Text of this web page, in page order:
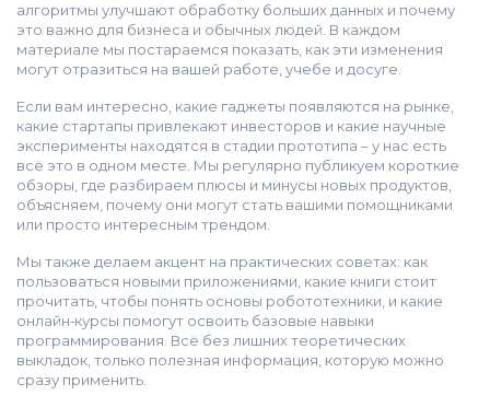
алгоритмы улучшают обработку больших данных и почему
это важно для бизнеса и обычных людей. В каждом
материале мы постараемся показать, как эти изменения
могут отразиться на вашей работе, учебе и досуге.
Если вам интересно, какие гаджеты появляются на рынке,
какие стартапы привлекают инвесторов и какие научные
эксперименты находятся в стадии прототипа – у нас есть
всё это в одном месте. Мы регулярно публикуем короткие
обзоры, где разбираем плюсы и минусы новых продуктов,
объясняем, почему они могут стать вашими помощниками
или просто интересным трендом.
Мы также делаем акцент на практических советах: как
пользоваться новыми приложениями, какие книги стоит
прочитать, чтобы понять основы робототехники, и какие
онлайн‑курсы помогут освоить базовые навыки
программирования. Всё без лишних теоретических
выкладок, только полезная информация, которую можно
сразу применить.